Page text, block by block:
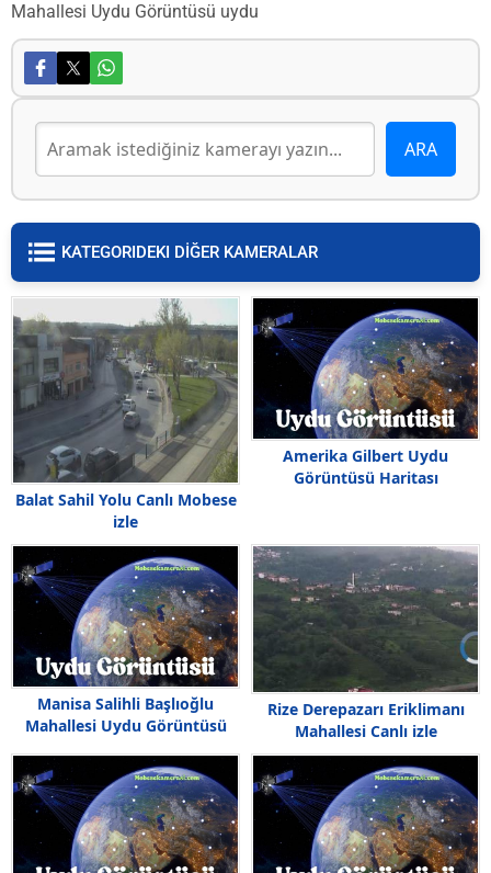
Mahallesi Uydu Görüntüsü uydu
KATEGORIDEKI DİĞER KAMERALAR
Balat Sahil Yolu Canlı Mobese
izle
Amerika Gilbert Uydu
Görüntüsü Haritası
Manisa Salihli Başlıoğlu
Mahallesi Uydu Görüntüsü
Rize Derepazarı Eriklimanı
Mahallesi Canlı izle